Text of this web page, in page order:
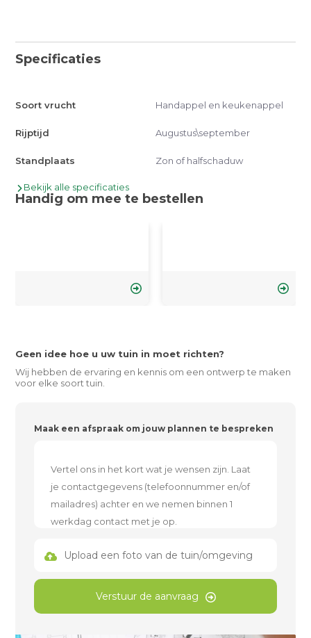
Specificaties
Soort vrucht Handappel en keukenappel
Rijptijd Augustus\september
Standplaats Zon of halfschaduw
Bekijk alle specificaties
Handig om mee te bestellen
Geen idee hoe u uw tuin in moet richten?
Wij hebben de ervaring en kennis om een ontwerp te maken
voor elke soort tuin.
Maak een afspraak om jouw plannen te bespreken
Upload een foto van de tuin/omgeving
Verstuur de aanvraag